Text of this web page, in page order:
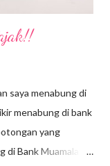
saya menabung di
menabung di bank
yang
di Bank Muamalat